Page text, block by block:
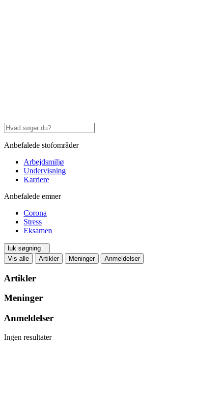
Anbefalede stofområder
Arbejdsmiljø
Undervisning
Karriere
Anbefalede emner
Corona
Stress
Eksamen
luk søgning
Vis alle
Artikler Meninger Anmeldelser
Artikler
Meninger
Anmeldelser
Ingen resultater